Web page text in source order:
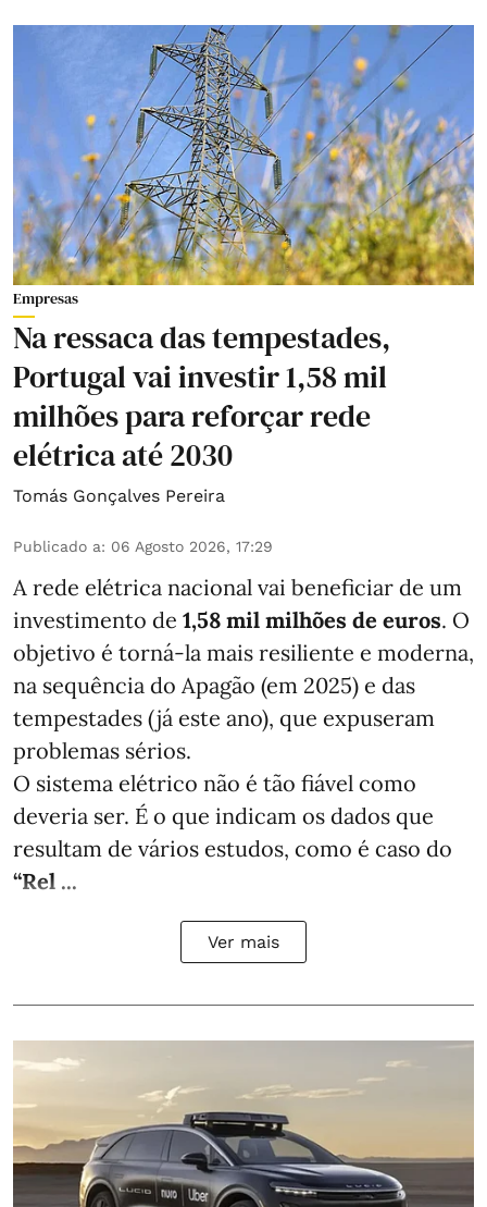
Empresas
Na ressaca das tempestades,
Portugal vai investir 1,58 mil
milhões para reforçar rede
elétrica até 2030
Tomás Gonçalves Pereira
Publicado a: 06 Agosto 2026, 17:29
A rede elétrica nacional vai beneficiar de um
investimento de 1,58 mil milhões de euros. O
objetivo é torná-la mais resiliente e moderna,
na sequência do Apagão (em 2025) e das
tempestades (já este ano), que expuseram
problemas sérios.
O sistema elétrico não é tão fiável como
deveria ser. É o que indicam os dados que
resultam de vários estudos, como é caso do
“Rel ...
Ver mais